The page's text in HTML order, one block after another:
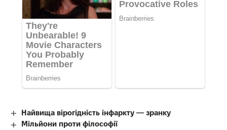
Найвища вірогідність інфаркту — зранку
Мільйони проти філософії